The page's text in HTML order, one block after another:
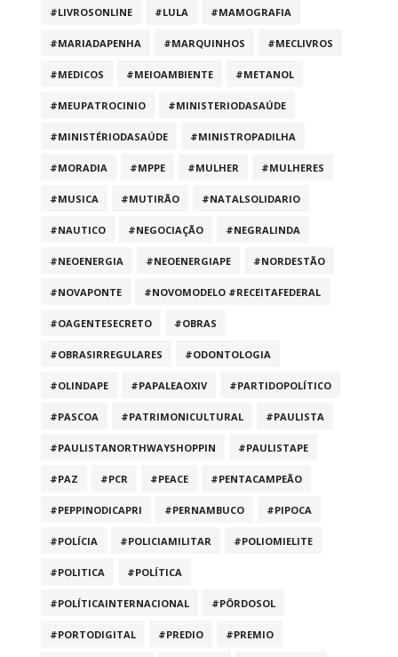
#LIVROSONLINE #LULA #MAMOGRAFIA
#MARIADAPENHA #MARQUINHOS #MECLIVROS
#MEDICOS #MEIOAMBIENTE #METANOL
#MEUPATROCINIO #MINISTERIODASAÚDE
#MINISTÉRIODASAÚDE #MINISTROPADILHA
#MORADIA #MPPE #MULHER #MULHERES
#MUSICA #MUTIRÃO #NATALSOLIDARIO
#NAUTICO #NEGOCIAÇÃO #NEGRALINDA
#NEOENERGIA #NEOENERGIAPE #NORDESTÃO
#NOVAPONTE #NOVOMODELO #RECEITAFEDERAL
#OAGENTESECRETO #OBRAS
#OBRASIRREGULARES #ODONTOLOGIA
#OLINDAPE #PAPALEAOXIV #PARTIDOPOLÍTICO
#PASCOA #PATRIMONICULTURAL #PAULISTA
#PAULISTANORTHWAYSHOPPIN #PAULISTAPE
#PAZ #PCR #PEACE #PENTACAMPEÃO
#PEPPINODICAPRI #PERNAMBUCO #PIPOCA
#POLÍCIA #POLICIAMILITAR #POLIOMIELITE
#POLITICA #POLÍTICA
#POLÍTICAINTERNACIONAL #PÔRDOSOL
#PORTODIGITAL #PREDIO #PREMIO